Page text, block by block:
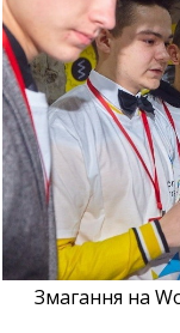
Змагання на